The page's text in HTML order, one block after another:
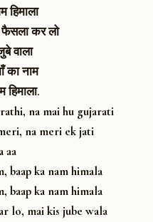
हिमाला
कर लो
वाला
का नाम
हिमाला.
na mai hu gujarati
na meri ek jati
aa
baap ka nam himala
baap ka nam himala
lo, mai kis jube wala